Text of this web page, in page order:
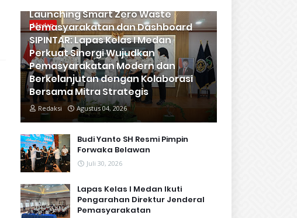
Medan
Launching Smart Zero Waste
Pemasyarakatan dan Dashboard
SIPINTAR: Lapas Kelas I Medan
Perkuat Sinergi Wujudkan
Pemasyarakatan Modern dan
Berkelanjutan dengan Kolaborasi
Bersama Mitra Strategis
Redaksi Agustus 04, 2026
Budi Yanto SH Resmi Pimpin
Forwaka Belawan
Juli 30, 2026
Lapas Kelas I Medan Ikuti
Pengarahan Direktur Jenderal
Pemasyarakatan